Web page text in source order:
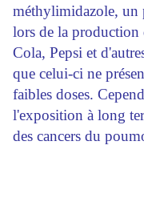
méthylimidazole, un
lors de la production
Cola, Pepsi et
que celui-ci ne
faibles doses.
l'exposition à long
des cancers du